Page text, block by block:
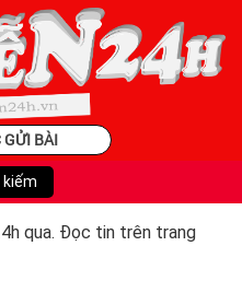
GỬI BÀI
qua. Đọc tin trên trang